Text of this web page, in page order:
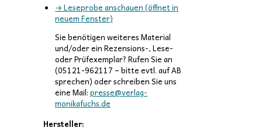
→ Leseprobe anschauen (öffnet in
neuem Fenster)
Sie benötigen weiteres Material
und/oder ein Rezensions-, Lese-
oder Prüfexemplar? Rufen Sie an
(05121-962117 – bitte evtl. auf AB
sprechen) oder schreiben Sie uns
eine Mail:presse@verlag-
monikafuchs.de
Hersteller: